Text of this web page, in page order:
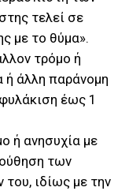
τελεί σε
με το θύμα».
τρόμο ή
ή άλλη παράνομη
έως 1
ή ανησυχία με
των
ιδίως με την